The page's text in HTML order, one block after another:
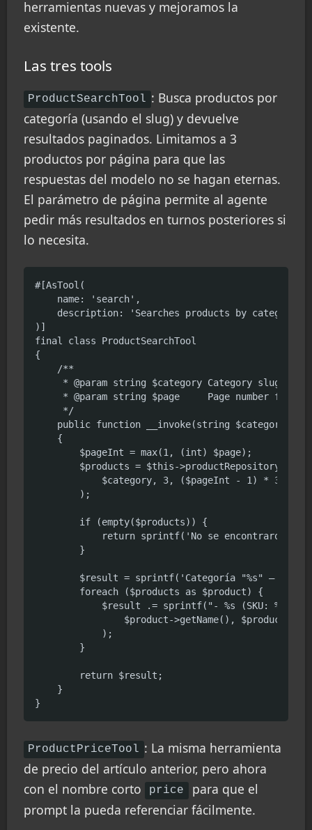
herramientas nuevas y mejoramos la
existente.
Las tres tools
ProductSearchTool : Busca productos por
categoría (usando el slug) y devuelve
resultados paginados. Limitamos a 3
productos por página para que las
respuestas del modelo no se hagan eternas.
El parámetro de página permite al agente
pedir más resultados en turnos posteriores si
lo necesita.
#[AsTool(
    name: 'search',
description: 'Searches products by category
)]
final class ProductSearchTool
{
    /**
* @param string $category Category slug
* @param string $page     Page number for
     */
public function __invoke(string $category,
    {
        $pageInt = max(1, (int) $page);
$products = $this->productRepository-
            $category, 3, ($pageInt - 1) * 3
        );
        if (empty($products)) {
return sprintf('No se encontraron
        }
$result = sprintf('Categoría "%s" —
        foreach ($products as $product) {
$result .= sprintf("- %s (SKU: %s) —
$product->getName(), $product-
            );
        }
        return $result;
    }
}
ProductPriceTool : La misma herramienta
de precio del artículo anterior, pero ahora
con el nombre corto
price
para que el
prompt la pueda referenciar fácilmente.